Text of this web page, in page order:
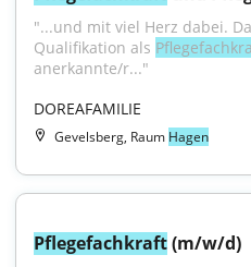
"...und mit viel Herz dabei.
Qualifikation als
anerkannte/r..."
DOREAFAMILIE
Gevelsberg, Raum Hagen
Pflegefachkraft (m/w/d)